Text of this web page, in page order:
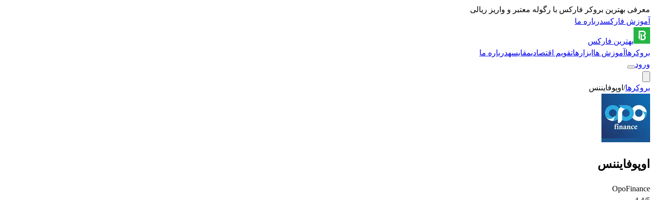
معرفی بهترین بروکر فارکس با رگوله معتبر و واریز ریالی
آموزش فارکسدرباره ما
بهترین فارکس
بروکرها آموزش ها ابزارهاتقویم اقتصادیمقایسهدرباره ما
ورود
بروکرها/ اوپوفایننس
اوپوفایننس
OpoFinance